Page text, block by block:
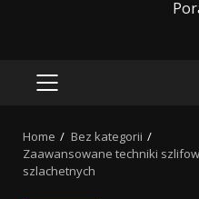
PRIMARY
Home
Bez kategorii
Zaawansowane techniki
szlachetnych